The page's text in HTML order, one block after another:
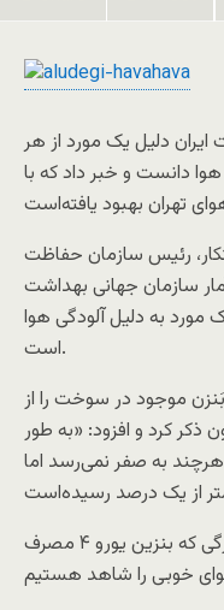
دلیل یک مورد از هر
دانست و خبر داد که با
رئیس سازمان حفاظت
به آمار سازمان جهانی بهداشت
به دلیل آلودگی هوا
است.
موجود در سوخت را از
کرد و افزود: «به طور
به صفر نمی‌رسد اما
خانم ابتکار تصریح کرد: «در شهرهای بزرگی که بنزین یورو ۴ مصرف